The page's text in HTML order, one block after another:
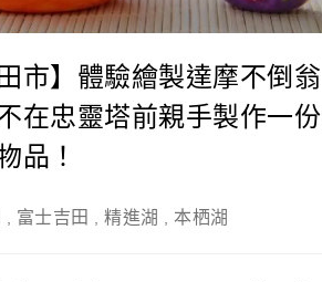
市】體驗繪製達摩不倒
在忠靈塔前親手製作一
品！
富士吉田 精進湖 本栖湖